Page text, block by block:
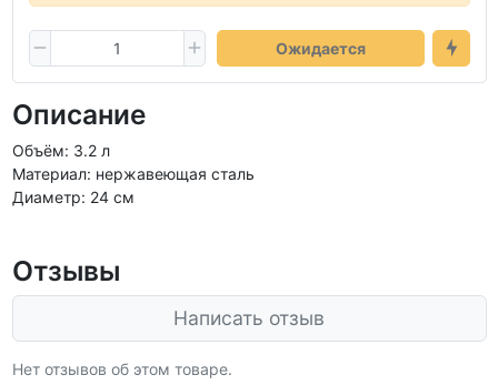
Ожидается
Описание
Объём: 3.2 л
Материал: нержавеющая сталь
Диаметр: 24 см
Отзывы
Написать отзыв
Нет отзывов об этом товаре.